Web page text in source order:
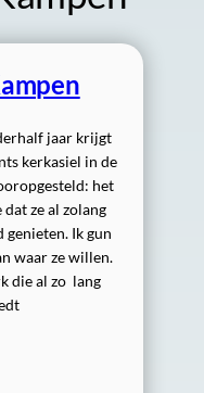
jaar krijgt
kerkasiel in de
het
ze al zolang
genieten. Ik gun
waar ze willen.
die al zo lang